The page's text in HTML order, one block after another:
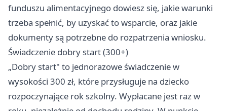
funduszu alimentacyjnego dowiesz się, jakie warunki
trzeba spełnić, by uzyskać to wsparcie, oraz jakie
dokumenty są potrzebne do rozpatrzenia wniosku.
Świadczenie dobry start (300+)
„Dobry start" to jednorazowe świadczenie w
wysokości 300 zł, które przysługuje na dziecko
rozpoczynające rok szkolny. Wypłacane jest raz w